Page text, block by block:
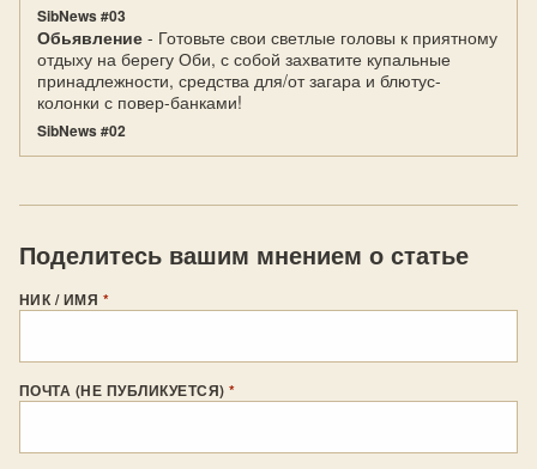
SibNews #03
Обьявление - Готовьте свои светлые головы к приятному
отдыху на берегу Оби, с собой захватите купальные
принадлежности, средства для/от загара и блютус-
колонки с повер-банками!
SibNews #02
Поделитесь вашим мнением о статье
НИК / ИМЯ *
ПОЧТА (НЕ ПУБЛИКУЕТСЯ)*